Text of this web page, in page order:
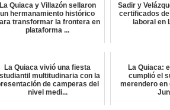
La Quiaca y Villazón sellaron
un hermanamiento histórico
transformar la frontera en
plataforma ...
Sadir y
certificados
laboral en
La Quiaca vivió una fiesta
multitudinaria con la
de camperas del
nivel medi...
La Quiaca:
cumplió el
merendero en